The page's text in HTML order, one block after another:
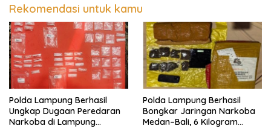
Rekomendasi untuk kamu
Polda Lampung Berhasil
Ungkap Dugaan Peredaran
Narkoba di Lampung
Polda Lampung Berhasil
Bongkar Jaringan Narkoba
Medan–Bali, 6 Kilogram